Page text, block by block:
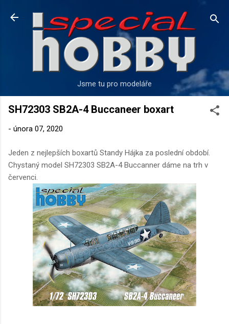
Přeskočit na hlavní obsah
Jsme tu pro modeláře
SH72303 SB2A-4 Buccaneer boxart
- února 07, 2020
Jeden z nejlepších boxartů Standy Hájka za poslední období.
Chystaný model SH72303 SB2A-4 Buccanner dáme na trh v
červenci.